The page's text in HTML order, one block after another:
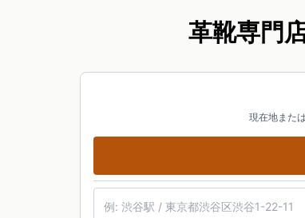
革靴専門
現在地また